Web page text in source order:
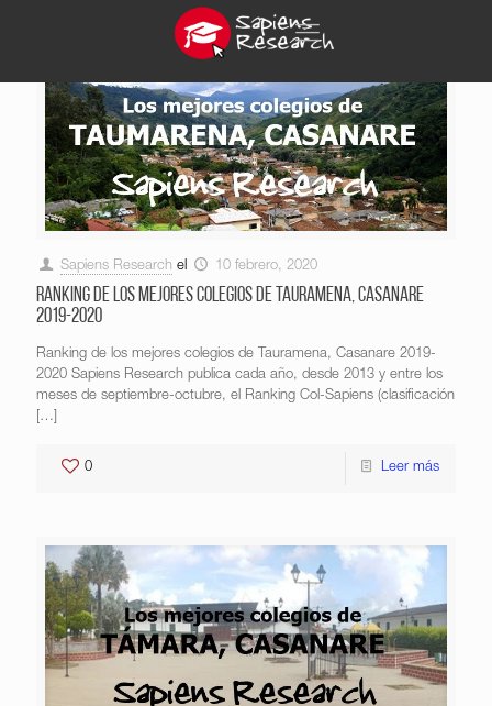
Sapiens Research el 10 febrero, 2020
Ranking de los mejores colegios de Tauramena, Casanare
2019-2020
Ranking de los mejores colegios de Tauramena, Casanare 2019-
2020 Sapiens Research publica cada año, desde 2013 y entre los
meses de septiembre-octubre, el Ranking Col-Sapiens (clasificación
[…]
0 Leer más